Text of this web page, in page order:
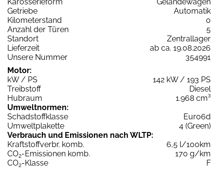
Getriebe
Automatik
Kilometerstand
0
Anzahl der Türen
5
Standort
Zentrallager
Lieferzeit
ab ca. 19.08.2026
Unsere Nummer
354991
Motor:
kW / PS
142 kW / 193 PS
Treibstoff
Diesel
Hubraum
1.968 cm³
Umweltnormen:
Schadstoffklasse
Euro6d
Umweltplakette
4 (Green)
Verbrauch und Emissionen nach WLTP:
Kraftstoffverbr. komb.
6,5 l/100km
CO2-Emissionen komb.
170 g/km
CO2-Klasse
F